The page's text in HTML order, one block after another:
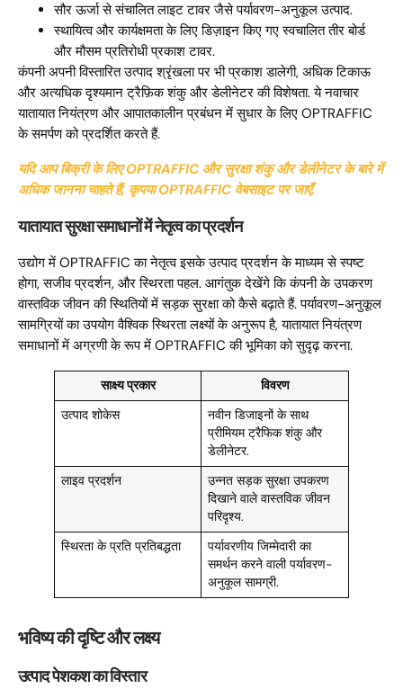
सौर ऊर्जा से संचालित लाइट टावर जैसे पर्यावरण-अनुकूल उत्पाद.
स्थायित्व और कार्यक्षमता के लिए डिज़ाइन किए गए स्वचालित तीर बोर्ड
और मौसम प्रतिरोधी प्रकाश टावर.
कंपनी अपनी विस्तारित उत्पाद श्रृंखला पर भी प्रकाश डालेगी, अधिक टिकाऊ
और अत्यधिक दृश्यमान ट्रैफ़िक शंकु और डेलीनेटर की विशेषता. ये नवाचार
यातायात नियंत्रण और आपातकालीन प्रबंधन में सुधार के लिए OPTRAFFIC
के समर्पण को प्रदर्शित करते हैं.
यदि आप बिक्री के लिए OPTRAFFIC और सुरक्षा शंकु और डेलीनेटर के बारे में
अधिक जानना चाहते हैं, कृपया OPTRAFFIC वेबसाइट पर जाएँ.
यातायात सुरक्षा समाधानों में नेतृत्व का प्रदर्शन
उद्योग में OPTRAFFIC का नेतृत्व इसके उत्पाद प्रदर्शन के माध्यम से स्पष्ट
होगा, सजीव प्रदर्शन, और स्थिरता पहल. आगंतुक देखेंगे कि कंपनी के उपकरण
वास्तविक जीवन की स्थितियों में सड़क सुरक्षा को कैसे बढ़ाते हैं. पर्यावरण-अनुकूल
सामग्रियों का उपयोग वैश्विक स्थिरता लक्ष्यों के अनुरूप है, यातायात नियंत्रण
समाधानों में अग्रणी के रूप में OPTRAFFIC की भूमिका को सुदृढ़ करना.
साक्ष्य प्रकार
विवरण
उत्पाद शोकेस
नवीन डिजाइनों के साथ
प्रीमियम ट्रैफिक शंकु और
डेलीनेटर.
लाइव प्रदर्शन
उन्नत सड़क सुरक्षा उपकरण
दिखाने वाले वास्तविक जीवन
परिदृश्य.
स्थिरता के प्रति प्रतिबद्धता
पर्यावरणीय जिम्मेदारी का
समर्थन करने वाली पर्यावरण-
अनुकूल सामग्री.
भविष्य की दृष्टि और लक्ष्य
उत्पाद पेशकश का विस्तार